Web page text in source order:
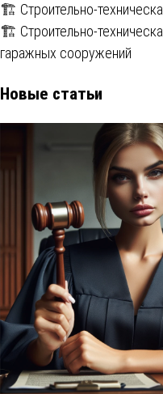
🏗️ Строительно-
🏗️ Строительно-
гаражных сооружений
Новые статьи